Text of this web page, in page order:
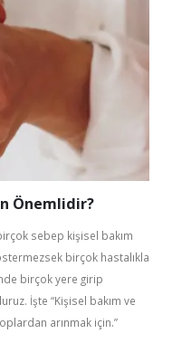
Önemlidir?
sebep kişisel bakım
birçok hastalıkla
birçok yere girip
İşte “Kişisel bakım ve
arınmak için.”